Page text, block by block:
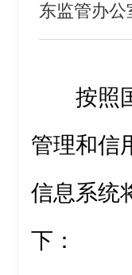
东监管办公
按照
管理和信
信息系统
下：